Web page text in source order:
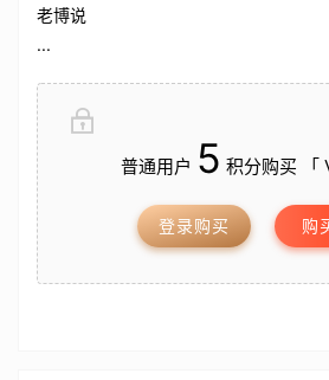
老博说
...
普通用户 5 积分购买 「
登录购买 购